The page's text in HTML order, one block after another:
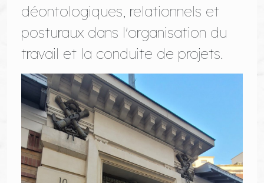
déontologiques, relationnels et
posturaux dans l'organisation du
travail et la conduite de projets.